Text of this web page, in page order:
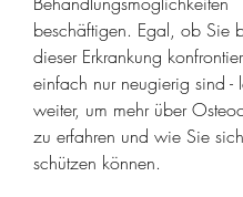
beschäftigen. Egal, ob Sie
dieser Erkrankung
einfach nur neugierig sind -
weiter, um mehr über
zu erfahren und wie Sie
schützen können.